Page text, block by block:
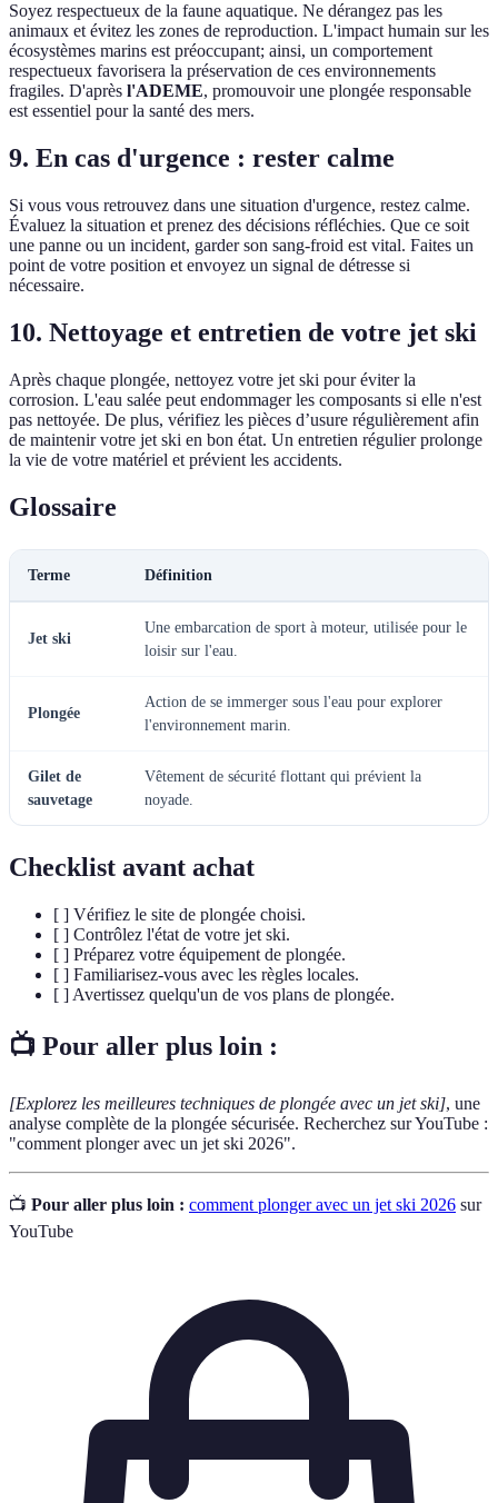
Soyez respectueux de la faune aquatique. Ne dérangez pas les
animaux et évitez les zones de reproduction. L'impact humain sur les
écosystèmes marins est préoccupant; ainsi, un comportement
respectueux favorisera la préservation de ces environnements
fragiles. D'après l'ADEME, promouvoir une plongée responsable
est essentiel pour la santé des mers.
9. En cas d'urgence : rester calme
Si vous vous retrouvez dans une situation d'urgence, restez calme.
Évaluez la situation et prenez des décisions réfléchies. Que ce soit
une panne ou un incident, garder son sang-froid est vital. Faites un
point de votre position et envoyez un signal de détresse si
nécessaire.
10. Nettoyage et entretien de votre jet ski
Après chaque plongée, nettoyez votre jet ski pour éviter la
corrosion. L'eau salée peut endommager les composants si elle n'est
pas nettoyée. De plus, vérifiez les pièces d’usure régulièrement afin
de maintenir votre jet ski en bon état. Un entretien régulier prolonge
la vie de votre matériel et prévient les accidents.
Glossaire
Terme Définition
Jet ski
Une embarcation de sport à moteur, utilisée pour le
loisir sur l'eau.
Plongée
Action de se immerger sous l'eau pour explorer
l'environnement marin.
Gilet de
sauvetage
Vêtement de sécurité flottant qui prévient la
noyade.
Checklist avant achat
[ ] Vérifiez le site de plongée choisi.
[ ] Contrôlez l'état de votre jet ski.
[ ] Préparez votre équipement de plongée.
[ ] Familiarisez-vous avec les règles locales.
[ ] Avertissez quelqu'un de vos plans de plongée.
📺 Pour aller plus loin :
[Explorez les meilleures techniques de plongée avec un jet ski], une
analyse complète de la plongée sécurisée. Recherchez sur YouTube :
"comment plonger avec un jet ski 2026".
📺 Pour aller plus loin : comment plonger avec un jet ski 2026 sur
YouTube